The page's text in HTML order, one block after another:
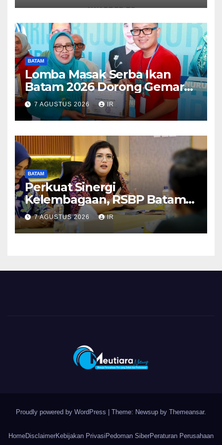
BATAM
Lomba Masak Serba Ikan
Batam 2026 Dorong Gemar
Makan Ikan
7 AGUSTUS 2026 IR
BATAM
Perkuat Sinergi
Kelembagaan, RSBP Batam
dan BPOM Pastikan
Pelayanan dan Ketersediaan
Obat Aman
7 AGUSTUS 2026 IR
Proudly powered by WordPress | Theme: Newsup by Themeansar.
HomeDisclaimerKebijakan Privasi Pedoman SiberPeraturan Perusahaan